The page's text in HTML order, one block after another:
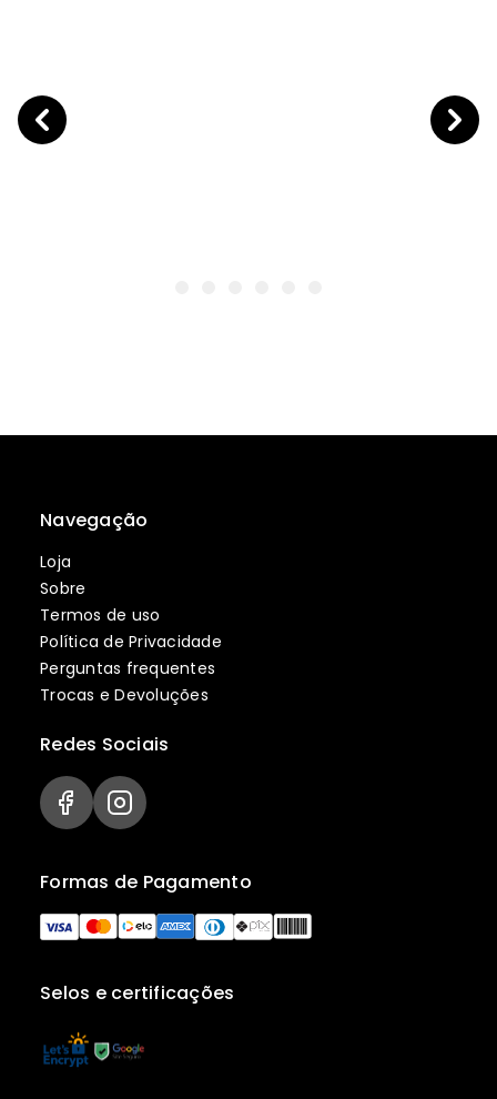
Navegação
Loja
Sobre
Termos de uso
Política de Privacidade
Perguntas frequentes
Trocas e Devoluções
Selos e certificações
Formas de Pagamento
Redes Sociais